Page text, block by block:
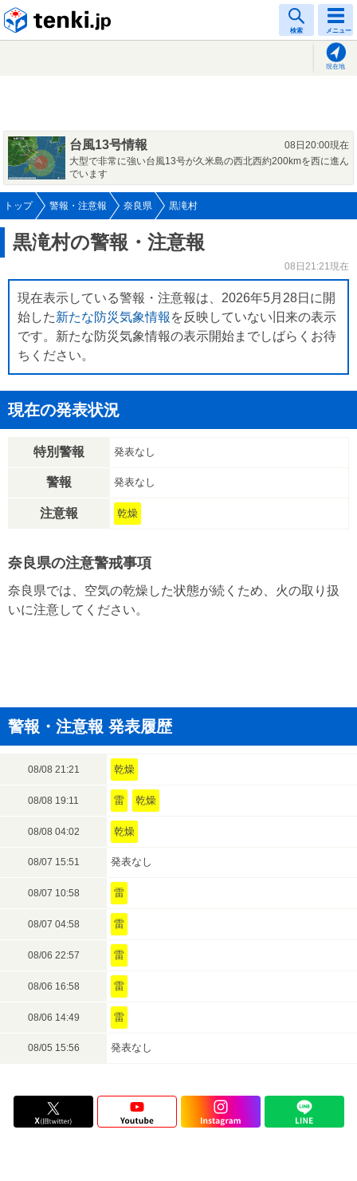
検索 メニュー
現在地
台風13号情報
08日20:00現在
大型で非常に強い台風13号が久米島の西北西約200kmを西に進ん
でいます
トップ 警報・注意報 奈良県 黒滝村
黒滝村の警報・注意報
08日21:21現在
現在表示している警報・注意報は、2026年5月28日に開
始した新たな防災気象情報 を反映していない旧来の表示
です。新たな防災気象情報の表示開始までしばらくお待
ちください。
現在の発表状況
特別警報 発表なし
警報 発表なし
注意報 乾燥
奈良県の注意警戒事項
奈良県では、空気の乾燥した状態が続くため、火の取り扱
いに注意してください。
警報・注意報 発表履歴
08/08 21:21 乾燥
08/08 19:11 雷 乾燥
08/08 04:02 乾燥
08/07 15:51 発表なし
08/07 10:58 雷
08/07 04:58 雷
08/06 22:57 雷
08/06 16:58 雷
08/06 14:49 雷
08/05 15:56 発表なし